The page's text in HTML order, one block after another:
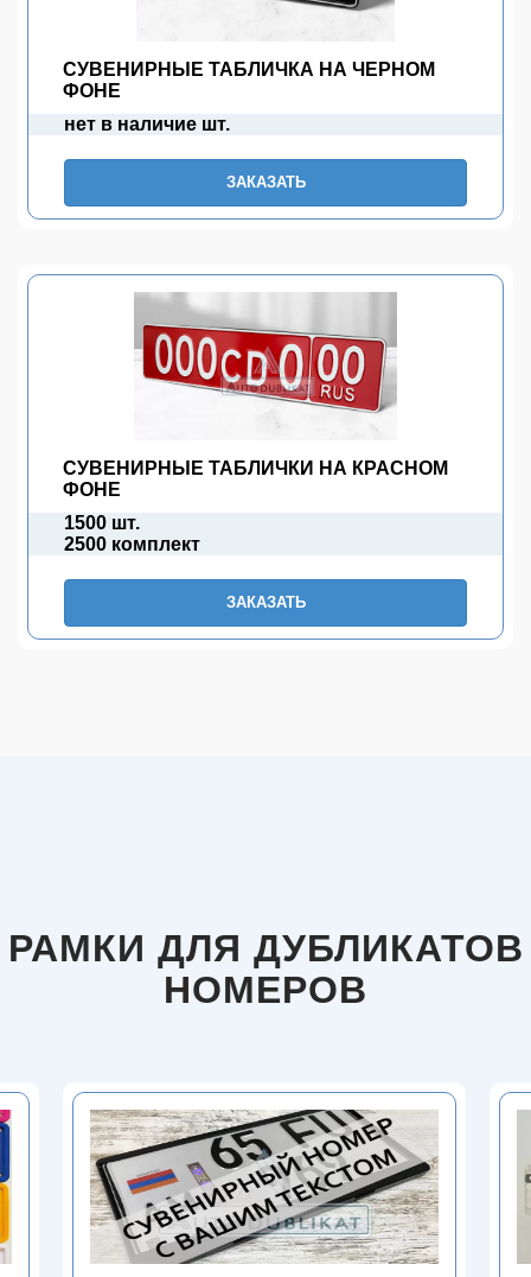
СУВЕНИРНЫЕ ТАБЛИЧКА НА ЧЕРНОМ
ФОНЕ
нет в наличие шт.
ЗАКАЗАТЬ
СУВЕНИРНЫЕ ТАБЛИЧКИ НА КРАСНОМ
ФОНЕ
1500 шт.
2500 комплект
ЗАКАЗАТЬ
РАМКИ ДЛЯ ДУБЛИКАТОВ
НОМЕРОВ